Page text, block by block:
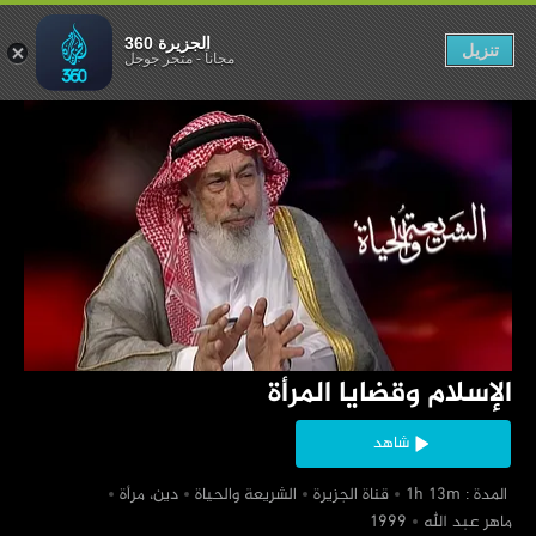
‏الإسلام وقضايا المرأة
شاهد
‏ المدة : 1h 13m
‏قناة الجزيرة ‏الشريعة والحياة
‏دين، مرأة
‏ماهر عبد الله
وقضايا المرأة
الجزيرة 360
مجاناً-متجر جوجل تنزيل